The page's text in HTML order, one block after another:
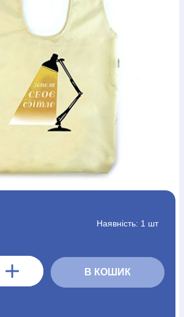
сім`я
товари
Ручки кульковіВідео
Галантерея
Брелоки
/ щотижневики
Вироби з дерева
Вироби з срібла
вироби Магніти
Металеві
НаклейкиНастільні ігри
Пластмасові вироби
Розвиваючі ігри
товари
продукціяГодинникиПазли
Наявність: 1 шт
В КОШИК